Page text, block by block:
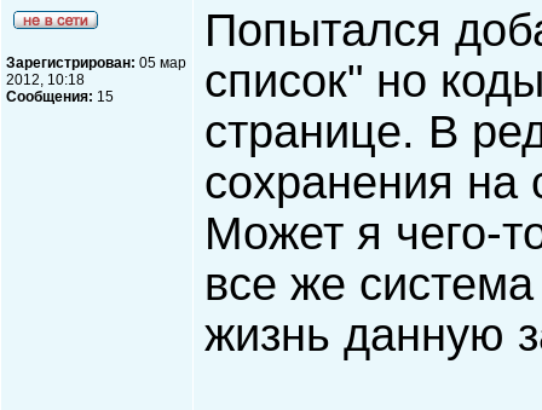
Зарегистрирован: 05 мар
2012, 10:18
Сообщения: 15
Попытался
список" но
странице. В
сохранения на
Может я чего-
все же
жизнь данную